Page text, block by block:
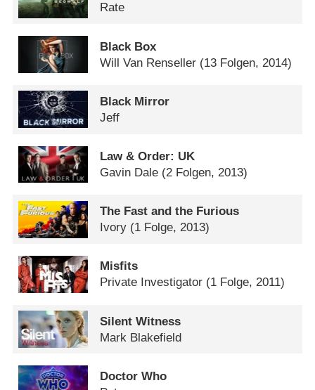
Rate
Black Box
Will Van Renseller (13 Folgen, 2014)
Black Mirror
Jeff
Law & Order: UK
Gavin Dale (2 Folgen, 2013)
The Fast and the Furious
Ivory (1 Folge, 2013)
Misfits
Private Investigator (1 Folge, 2011)
Silent Witness
Mark Blakefield
Doctor Who